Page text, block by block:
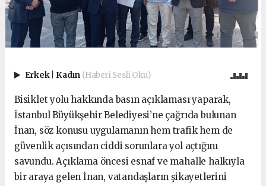
Erkek Kadın (Haberi Sesli Oku)
Bisiklet yolu hakkında basın açıklaması yaparak,
İstanbul Büyükşehir Belediyesi’ne çağrıda bulunan
İnan, söz konusu uygulamanın hem trafik hem de
güvenlik açısından ciddi sorunlara yol açtığını
savundu. Açıklama öncesi esnaf ve mahalle halkıyla
bir araya gelen İnan, vatandaşların şikayetlerini